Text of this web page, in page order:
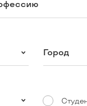
Город